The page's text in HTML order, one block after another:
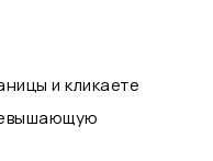
и кликаете